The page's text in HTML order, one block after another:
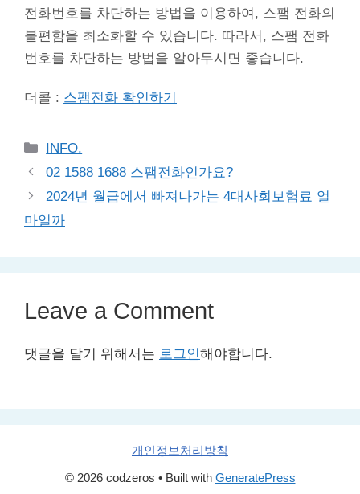
전화번호를 차단하는 방법을 이용하여, 스팸 전화의
불편함을 최소화할 수 있습니다. 따라서, 스팸 전화
번호를 차단하는 방법을 알아두시면 좋습니다.
더콜 : 스팸전화 확인하기
Categories
INFO.
02 1588 1688 스팸전화인가요?
2024년 월급에서 빠져나가는 4대사회보험료 얼
마일까
Leave a Comment
댓글을 달기 위해서는 로그인해야합니다.
개인정보처리방침
© 2026 codzeros • Built with GeneratePress